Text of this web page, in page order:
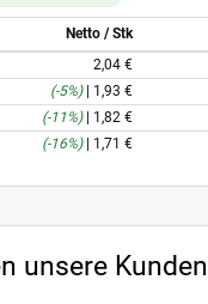
Netto / Stk
2,04 €
(-5%) 1,93 €
(-11%) 1,82 €
(-16%) 1,71 €
unsere Kunden